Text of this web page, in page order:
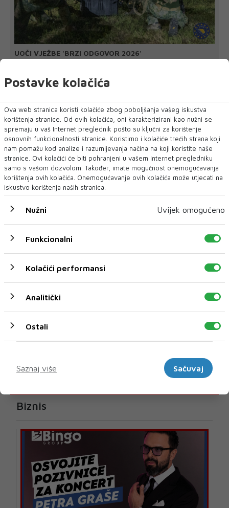
UOČI VJEŽBE 'BRZI ODGOVOR 2026'
u kojoj je sudjelovalo osoblje...
Biznis
Postavke kolačića
Ova web stranica koristi kolačiće zbog poboljšanja vašeg iskustva
korištenja stranice. Od ovih kolačića, oni karakterizirani kao nužni se
spremaju u vaš Internet preglednik pošto su ključni za korištenje
osnovnih funkcionalnosti stranice. Koristimo i kolačiće trećih strana koji
nam pomažu kod analize i razumijevanja načina na koji koristite naše
stranice. Ovi kolačići će biti pohranjeni u vašem Internet pregledniku
samo s vašom dozvolom. Također, imate mogućnost onemogućavanja
korištenja ovih kolačića. Onemogućavanje ovih kolačića može utjecati na
iskustvo korištenja naših stranica.
Nužni Uvijek omogućeno
Funkcionalni
Kolačići performansi
Analitički
Ostali
Saznaj više
Sačuvaj